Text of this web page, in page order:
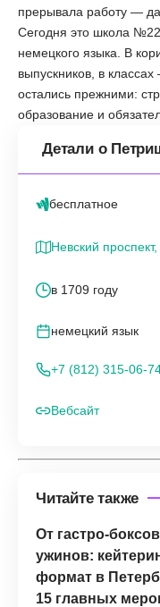
прерывала работу —
Сегодня это школа
немецкого языка. В
выпускников, в
остались прежними:
образование и
Детали о
бесплатное
Невский
в 1709 году
немецкий язык
+7 (812) 315-06-
Вебсайт
Читайте также
От гастро-
ужинов:
формат в
15 главных